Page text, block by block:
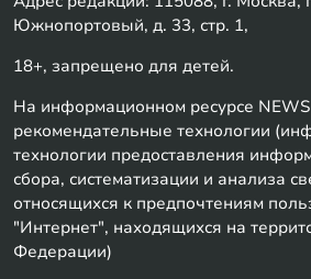
Южнопортовый, д. 33, стр. 1,
18+, запрещено для детей.
На информационном ресурсе
рекомендательные технологии
технологии предоставления
сбора, систематизации и анализа
относящихся к предпочтениям
"Интернет", находящихся на
Федерации)